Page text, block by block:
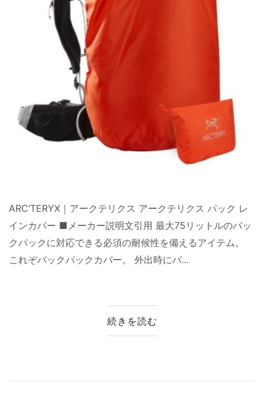
ARC’TERYX｜アークテリクス アークテリクス パック レ
インカバー ■メーカー説明文引用 最大75リットルのバッ
クパックに対応できる必須の耐候性を備えるアイテム。
これぞバックパックカバー。 外出時にバ...
続きを読む